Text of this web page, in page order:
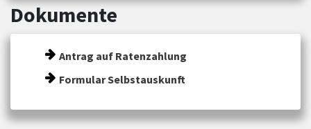
Dokumente
Antrag auf Ratenzahlung
Formular Selbstauskunft